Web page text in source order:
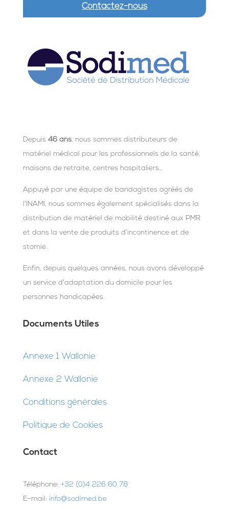
Contactez-nous
Depuis 46 ans, nous sommes distributeurs de
matériel médical pour les professionnels de la santé,
maisons de retraite, centres hospitaliers…
Appuyé par une équipe de bandagistes agréés de
l’INAMI, nous sommes également spécialisés dans la
distribution de matériel de mobilité destiné aux PMR
et dans la vente de produits d’incontinence et de
stomie.
Enfin, depuis quelques années, nous avons développé
un service d’adaptation du domicile pour les
personnes handicapées.
Documents Utiles
Annexe 1 Wallonie
Annexe 2 Wallonie
Conditions générales
Politique de Cookies
Contact
Téléphone: +32 (0)4 226 60 78
E-mail: info@sodimed.be